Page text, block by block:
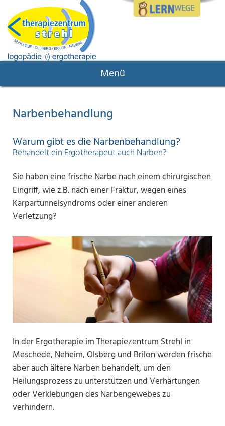
Menü
Narbenbehandlung
Warum gibt es die Narbenbehandlung?
Behandelt ein Ergotherapeut auch Narben?
Sie haben eine frische Narbe nach einem chirurgischen
Eingriff, wie z.B. nach einer Fraktur, wegen eines
Karpartunnelsyndroms oder einer anderen
Verletzung?
In der Ergotherapie im Therapiezentrum Strehl in
Meschede, Neheim, Olsberg und Brilon werden frische
aber auch ältere Narben behandelt, um den
Heilungsprozess zu unterstützen und Verhärtungen
oder Verklebungen des Narbengewebes zu
verhindern.